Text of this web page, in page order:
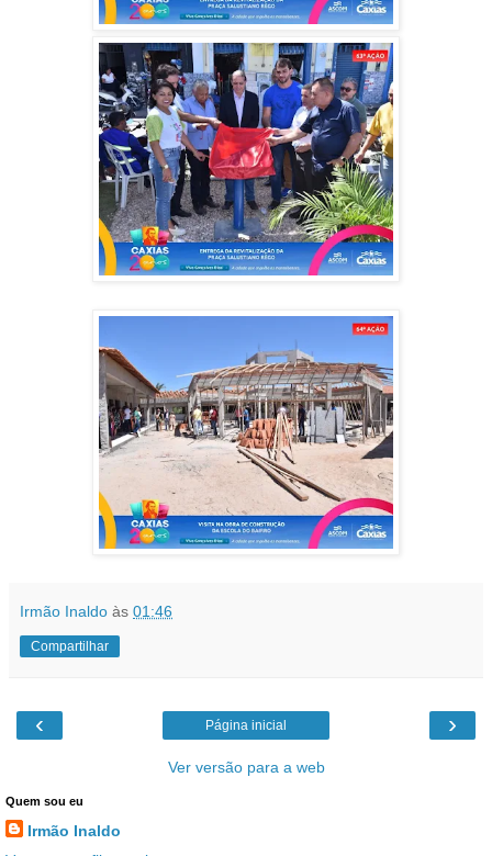
Irmão Inaldo às 01:46
Compartilhar
‹ ›
Página inicial
Ver versão para a web
Quem sou eu
Irmão Inaldo